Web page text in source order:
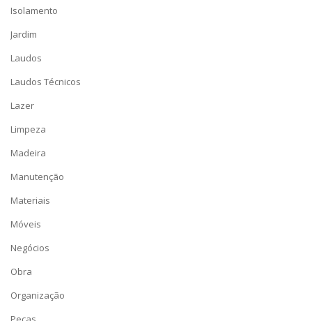
Isolamento
Jardim
Laudos
Laudos Técnicos
Lazer
Limpeza
Madeira
Manutenção
Materiais
Móveis
Negócios
Obra
Organização